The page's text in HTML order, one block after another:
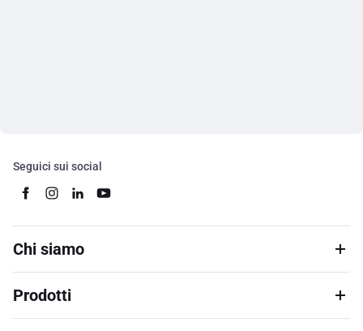
Seguici sui social
Chi siamo
Prodotti